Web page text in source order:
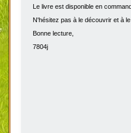
Le livre est disponible en
N'hésitez pas à le découvrir et à
Bonne lecture,
7804j